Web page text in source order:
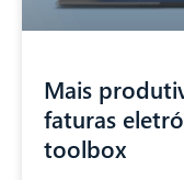
Mais
faturas
toolbox